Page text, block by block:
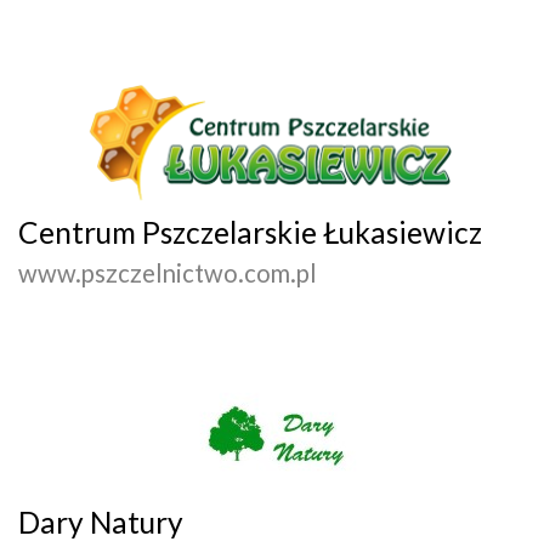
Centrum Pszczelarskie Łukasiewicz
www.pszczelnictwo.com.pl
Dary Natury